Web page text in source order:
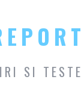
SI